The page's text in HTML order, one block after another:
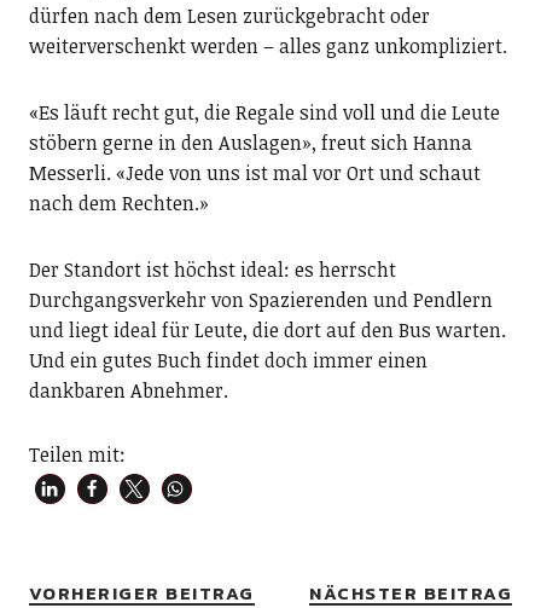
dürfen nach dem Lesen zurückgebracht oder
weiterverschenkt werden – alles ganz unkompliziert.
«Es läuft recht gut, die Regale sind voll und die Leute
stöbern gerne in den Auslagen», freut sich Hanna
Messerli. «Jede von uns ist mal vor Ort und schaut
nach dem Rechten.»
Der Standort ist höchst ideal: es herrscht
Durchgangsverkehr von Spazierenden und Pendlern
und liegt ideal für Leute, die dort auf den Bus warten.
Und ein gutes Buch findet doch immer einen
dankbaren Abnehmer.
Teilen mit:
VORHERIGER BEITRAG NÄCHSTER BEITRAG